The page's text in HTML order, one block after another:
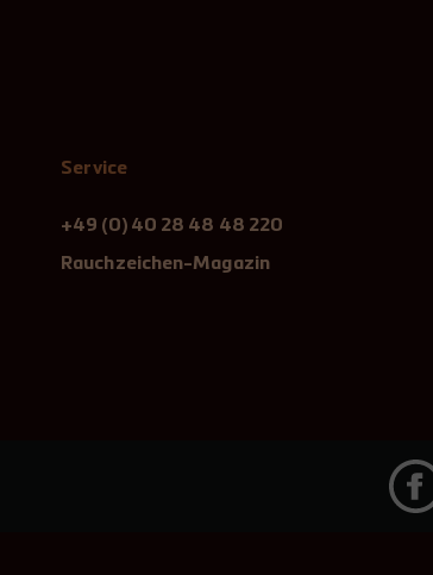
Service
+49 (0) 40 28 48 48 220
Rauchzeichen-Magazin